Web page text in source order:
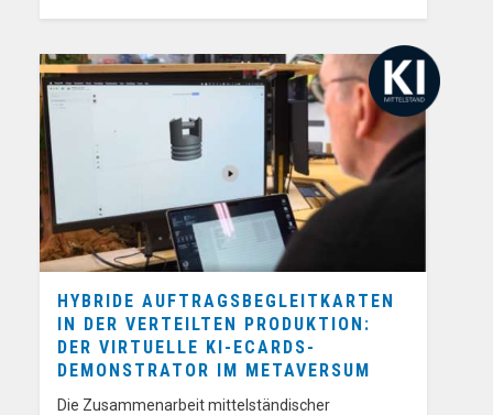
HYBRIDE AUFTRAGSBEGLEITKARTEN
IN DER VERTEILTEN PRODUKTION:
DER VIRTUELLE KI-ECARDS-
DEMONSTRATOR IM METAVERSUM
Die Zusammenarbeit mittelständischer